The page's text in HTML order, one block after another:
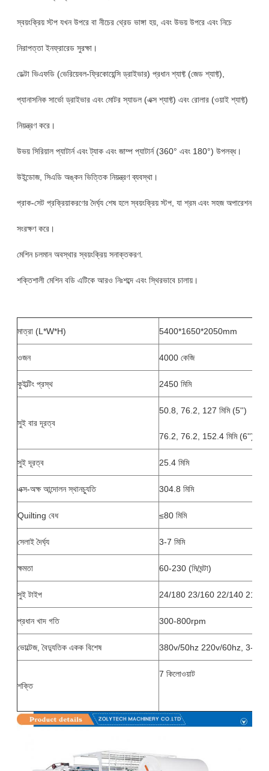
স্বয়ংক্রিয় স্টপ যখন উপরে বা নীচের থ্রেড ভাঙ্গা হয়, এবং উভয় উপরে এবং নিচে
নিরাপত্তা ইনফ্রারেড সুরক্ষা।
ডেল্টা ভিএফডি (ভেরিয়েবল-ফ্রিকোয়েন্সি ড্রাইভার) প্রধান শ্যাফ্ট (জেড শ্যাফ্ট),
প্যানাসনিক সার্ভো ড্রাইভার এবং মোটর স্যাডল (এক্স শ্যাফ্ট) এবং রোলার (ওয়াই শ্যাফ্ট)
নিয়ন্ত্রণ করে।
উভয় সিরিয়াল প্যাটার্ন এবং ট্যাক এবং জাম্প প্যাটার্ন (360° এবং 180°) উপলব্ধ।
উইন্ডোজ, সিএডি অঙ্কন ভিত্তিক নিয়ন্ত্রণ ব্যবস্থা।
প্রাক-সেট প্রক্রিয়াকরণের দৈর্ঘ্য শেষ হলে স্বয়ংক্রিয় স্টপ, যা শ্রম এবং সহজ অপারেশন
সংরক্ষণ করে।
মেশিন চলমান অবস্থার স্বয়ংক্রিয় সনাক্তকরণ.
শক্তিশালী মেশিন বডি এটিকে আরও নিঃশব্দে এবং স্থিরভাবে চালায়।
মাত্রা (L*W*H) 5400*1650*2050mm
ওজন 4000 কেজি
কুইল্টিং প্রস্থ 2450 মিমি
সুই বার দূরত্ব
50.8, 76.2, 127 মিমি (5'')
76.2, 76.2, 152.4 মিমি (6'')
সুই দূরত্ব 25.4 মিমি
এক্স-অক্ষ আন্দোলন স্থানচ্যুতি 304.8 মিমি
Quilting বেধ ≤80 মিমি
সেলাই দৈর্ঘ্য 3-7 মিমি
ক্ষমতা 60-230 (মি/ঘন্টা)
সুই টাইপ 24/180 23/160 22/140 21/
প্রধান খাদ গতি 300-800rpm
ভোল্টেজ, বৈদ্যুতিক একক বিশেষ 380v/50hz 220v/60hz, 3-ফেজ
শক্তি
7 কিলোওয়াট